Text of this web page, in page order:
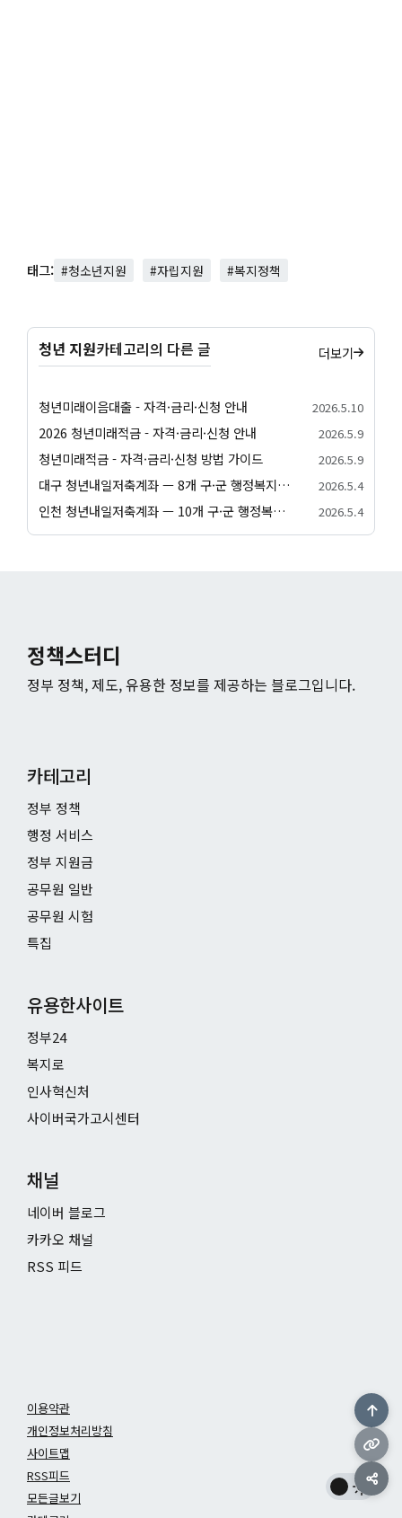
태그: #청소년지원 #자립지원 #복지정책
청년 지원카테고리의 다른 글 더보기
청년미래이음대출 - 자격·금리·신청 안내 2026.5.10
2026 청년미래적금 - 자격·금리·신청 안내 2026.5.9
청년미래적금 - 자격·금리·신청 방법 가이드 2026.5.9
대구 청년내일저축계좌 — 8개 구·군 행정복지센터 신청 방법 2026.5.4
인천 청년내일저축계좌 — 10개 구·군 행정복지센터 신청 방법 2026.5.4
정책스터디
정부 정책, 제도, 유용한 정보를 제공하는 블로그입니다.
카테고리
정부 정책
행정 서비스
정부 지원금
공무원 일반
공무원 시험
특집
유용한사이트
정부24
복지로
인사혁신처
사이버국가고시센터
채널
네이버 블로그
카카오 채널
RSS 피드
이용약관
개인정보처리방침
사이트맵
RSS피드
모든글보기